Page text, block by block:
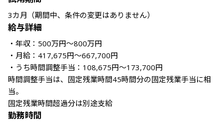
3カ月（期間中、条件の変更はありません）
給与詳細
・年収：500万円～800万円
・月給：417,675円～667,700円
・うち時間調整手当：108,675円～173,700円
時間調整手当は、固定残業時間45時間分の固定残業手当に相
当。
固定残業時間超過分は別途支給
勤務時間